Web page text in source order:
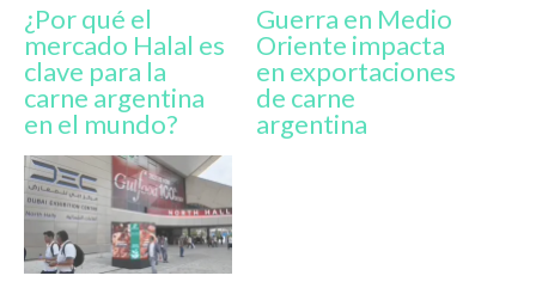
¿Por qué el
mercado Halal es
clave para la
carne argentina
en el mundo?
Guerra en Medio
Oriente impacta
en exportaciones
de carne
argentina